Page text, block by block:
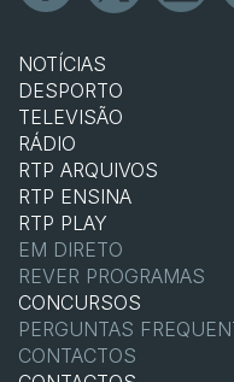
NOTÍCIAS
DESPORTO
TELEVISÃO
RÁDIO
RTP ARQUIVOS
RTP ENSINA
RTP PLAY
EM DIRETO
REVER PROGRAMAS
CONCURSOS
PERGUNTAS
CONTACTOS